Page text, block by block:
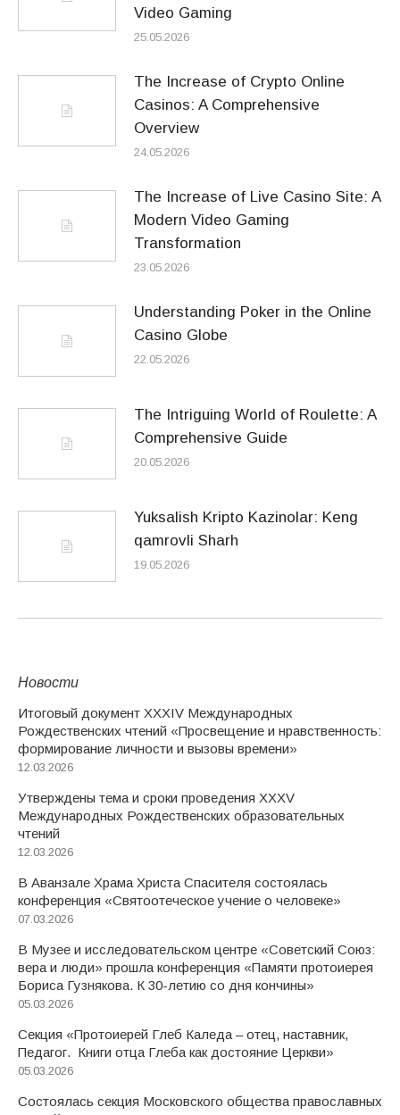
Video Gaming
25.05.2026
The Increase of Crypto Online
Casinos: A Comprehensive
Overview
24.05.2026
The Increase of Live Casino Site: A
Modern Video Gaming
Transformation
23.05.2026
Understanding Poker in the Online
Casino Globe
22.05.2026
The Intriguing World of Roulette: A
Comprehensive Guide
20.05.2026
Yuksalish Kripto Kazinolar: Keng
qamrovli Sharh
19.05.2026
Новости
Итоговый документ XXХIV Международных
Рождественских чтений «Просвещение и нравственность:
формирование личности и вызовы времени»
12.03.2026
Утверждены тема и сроки проведения XXXV
Международных Рождественских образовательных
чтений
12.03.2026
В Аванзале Храма Христа Спасителя состоялась
конференция «Святоотеческое учение о человеке»
07.03.2026
В Музее и исследовательском центре «Советский Союз:
вера и люди» прошла конференция «Памяти протоиерея
Бориса Гузнякова. К 30-летию со дня кончины»
05.03.2026
Секция «Протоиерей Глеб Каледа – отец, наставник,
Педагог. Книги отца Глеба как достояние Церкви»
05.03.2026
Состоялась секция Московского общества православных